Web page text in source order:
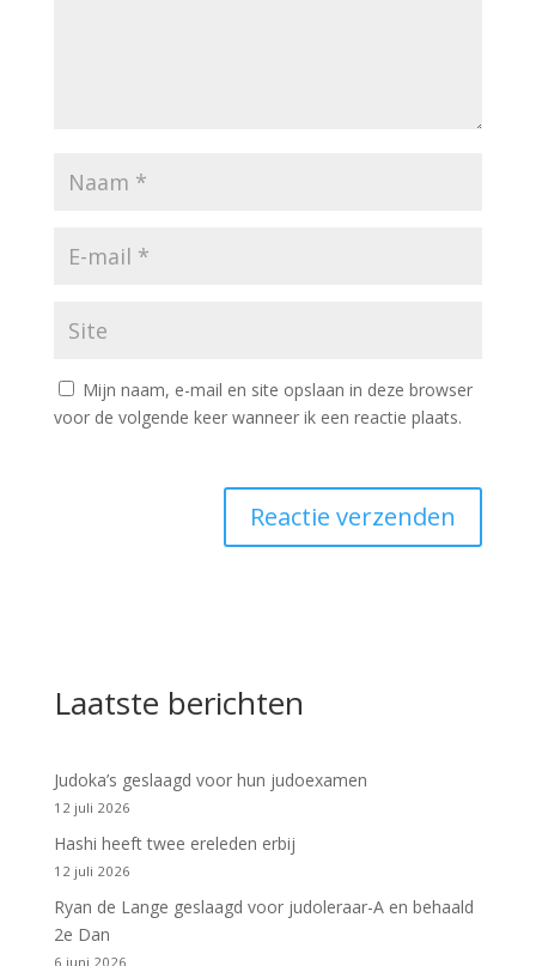
Mijn naam, e-mail en site opslaan in deze browser
voor de volgende keer wanneer ik een reactie plaats.
Laatste berichten
Judoka’s geslaagd voor hun judoexamen
12 juli 2026
Hashi heeft twee ereleden erbij
12 juli 2026
Ryan de Lange geslaagd voor judoleraar-A en behaald
2e Dan
6 juni 2026